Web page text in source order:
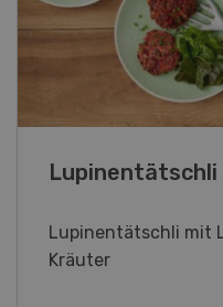
Frühlingsrollen
Frühlingsrollen mit